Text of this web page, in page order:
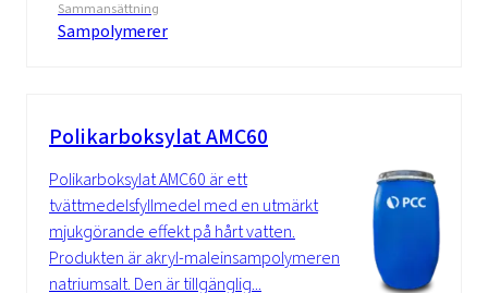
Sammansättning
Sampolymerer
Polikarboksylat AMC60
Polikarboksylat AMC60 är ett
tvättmedelsfyllmedel med en utmärkt
mjukgörande effekt på hårt vatten.
Produkten är akryl-maleinsampolymeren
natriumsalt. Den är tillgänglig...